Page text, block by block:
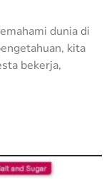
dunia di
kita
bekerja,